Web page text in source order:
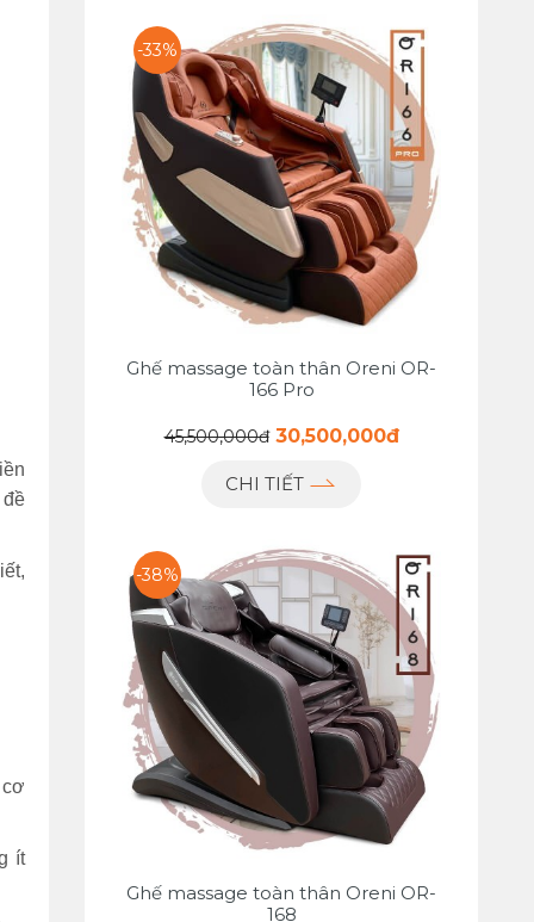
cơ
ít
-33%
Ghế massage toàn thân Oreni OR-
166 Pro
45,500,000đ 30,500,000đ
CHI TIẾT
-38%
Ghế massage toàn thân Oreni OR-
168